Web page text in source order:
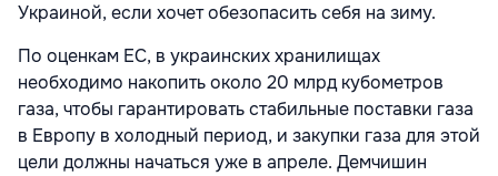
Украиной, если хочет обезопасить себя на зиму.
По оценкам ЕС, в украинских хранилищах
необходимо накопить около 20 млрд кубометров
газа, чтобы гарантировать стабильные поставки газа
в Европу в холодный период, и закупки газа для этой
цели должны начаться уже в апреле. Демчишин